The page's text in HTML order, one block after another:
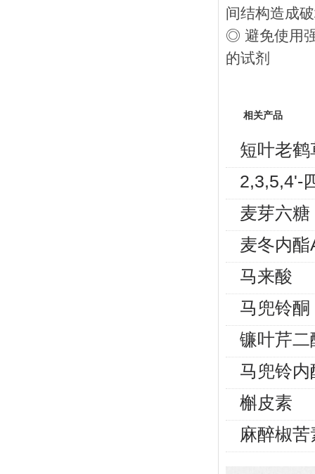
间结构造成
◎ 避免使用
的试剂
相关产品
短叶老
2,3,5,4'-
麦芽六糖
麦冬内酯
马来酸
马兜铃酮
镰叶芹二
马兜铃内
槲皮素
麻醉椒苦